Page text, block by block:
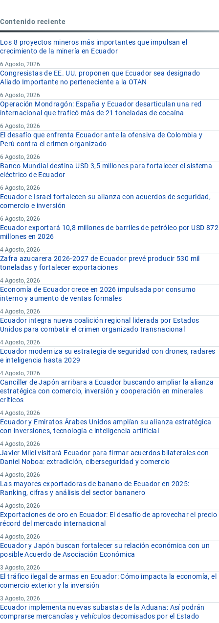
Contenido reciente
Los 8 proyectos mineros más importantes que impulsan el
crecimiento de la minería en Ecuador
6 Agosto, 2026
Congresistas de EE. UU. proponen que Ecuador sea designado
Aliado Importante no perteneciente a la OTAN
6 Agosto, 2026
Operación Mondragón: España y Ecuador desarticulan una red
internacional que traficó más de 21 toneladas de cocaína
6 Agosto, 2026
El desafío que enfrenta Ecuador ante la ofensiva de Colombia y
Perú contra el crimen organizado
6 Agosto, 2026
Banco Mundial destina USD 3,5 millones para fortalecer el sistema
eléctrico de Ecuador
6 Agosto, 2026
Ecuador e Israel fortalecen su alianza con acuerdos de seguridad,
comercio e inversión
6 Agosto, 2026
Ecuador exportará 10,8 millones de barriles de petróleo por USD 872
millones en 2026
4 Agosto, 2026
Zafra azucarera 2026-2027 de Ecuador prevé producir 530 mil
toneladas y fortalecer exportaciones
4 Agosto, 2026
Economía de Ecuador crece en 2026 impulsada por consumo
interno y aumento de ventas formales
4 Agosto, 2026
Ecuador integra nueva coalición regional liderada por Estados
Unidos para combatir el crimen organizado transnacional
4 Agosto, 2026
Ecuador moderniza su estrategia de seguridad con drones, radares
e inteligencia hasta 2029
4 Agosto, 2026
Canciller de Japón arribara a Ecuador buscando ampliar la alianza
estratégica con comercio, inversión y cooperación en minerales
críticos
4 Agosto, 2026
Ecuador y Emiratos Árabes Unidos amplían su alianza estratégica
con inversiones, tecnología e inteligencia artificial
4 Agosto, 2026
Javier Milei visitará Ecuador para firmar acuerdos bilaterales con
Daniel Noboa: extradición, ciberseguridad y comercio
4 Agosto, 2026
Las mayores exportadoras de banano de Ecuador en 2025:
Ranking, cifras y análisis del sector bananero
4 Agosto, 2026
Exportaciones de oro en Ecuador: El desafío de aprovechar el precio
récord del mercado internacional
4 Agosto, 2026
Ecuador y Japón buscan fortalecer su relación económica con un
posible Acuerdo de Asociación Económica
3 Agosto, 2026
El tráfico ilegal de armas en Ecuador: Cómo impacta la economía, el
comercio exterior y la inversión
3 Agosto, 2026
Ecuador implementa nuevas subastas de la Aduana: Así podrán
comprarse mercancías y vehículos decomisados por el Estado